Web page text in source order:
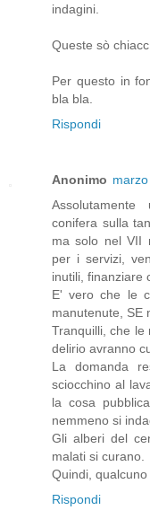
indagini.
Queste sò
Per questo in
bla bla.
Rispondi
Anonimo
conifera sulla
ma solo nel VII
per i servizi,
inutili, finanziare
E' vero che le
manutenute, SE
Tranquilli, che le
delirio avranno
La domanda
sciocchino al
la cosa
nemmeno si
Gli alberi del
malati si curano.
Quindi,
Rispondi